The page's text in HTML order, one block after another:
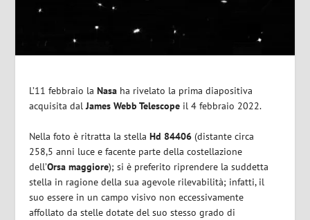
L’11 febbraio laNasa ha rivelato la prima diapositiva
acquisita dalJames Webb Telescope il 4 febbraio 2022.
Nella foto è ritratta la stellaHd 84406 (distante circa
258,5 anni luce e facente parte della costellazione
dell’Orsa maggiore); si è preferito riprendere la suddetta
stella in ragione della sua agevole rilevabilità; infatti, il
suo essere in un campo visivo non eccessivamente
affollato da stelle dotate del suo stesso grado di